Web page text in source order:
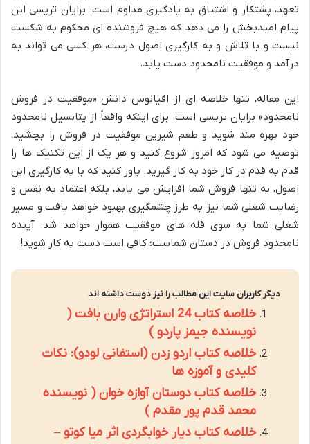
تعهد، پشتکار و اشتیاق به یادگیری مداوم است. برایان تریسی این
پیام امیدبخش را می دهد که هیچ فروشنده ای محکوم به شکست
نیست و با تلاش و به کارگیری اصول درست، هر کسی می تواند به
درآمد و موفقیت نامحدود دست یابد.
این مقاله، تنها خلاصه ای از اقیانوس دانش «موفقیت در فروش
نامحدود» برایان تریسی است. برای اینکه واقعاً از پتانسیل نامحدود
خود بهره مند شوید و طعم شیرین موفقیت در فروش را بچشید،
توصیه می شود که امروز شروع کنید و هر یک از این تکنیک ها را
قدم به قدم در کار خود به کار گیرید. باور کنید که با به کارگیری این
اصول، نه تنها فروش شما افزایش می یابد، بلکه اعتماد به نفس و
رضایت شغلی شما نیز به طرز چشمگیری بهبود خواهد یافت و مسیر
شغلی شما به سوی قله های موفقیت هموار خواهد شد. آینده
نامحدود فروش در دستان شماست؛ کافی است دست به کار شوید!
دیگر کاربران سایت این مطالب را نیز دوست داشته اند
خلاصه کتاب 24 استراتژی وارن بافت (
نویسنده جیمز پاردو )
خلاصه کتاب اردو زدن (استفانی لودو): نکات
کلیدی و آموزه ها
خلاصه کتاب دوستان آوازه خوان ( نویسنده
محمد قدم پور مقدم )
خلاصه کتاب دیار خوابگردی اثر میا کوتو –